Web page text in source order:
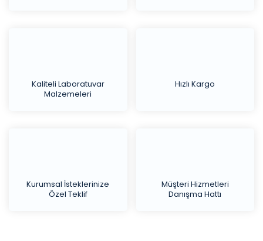
Kaliteli Laboratuvar
Malzemeleri
Hızlı Kargo
Kurumsal İsteklerinize
Özel Teklif
Müşteri Hizmetleri
Danışma Hattı